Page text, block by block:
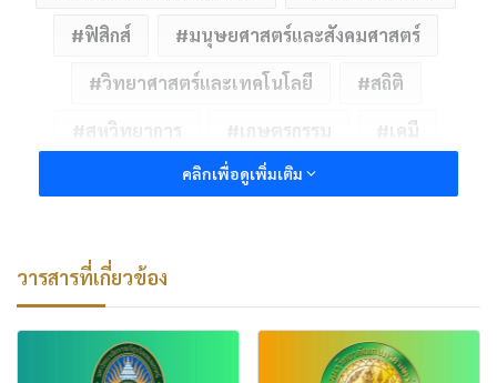
ฟิสิกส์ มนุษยศาสตร์และสังคมศาสตร์
วิทยาศาสตร์และเทคโนโลยี สถิติ
สหวิทยาการ เกษตรกรรม เคมี
คลิกเพื่อดูเพิ่มเติม
วารสารที่เกี่ยวข้อง